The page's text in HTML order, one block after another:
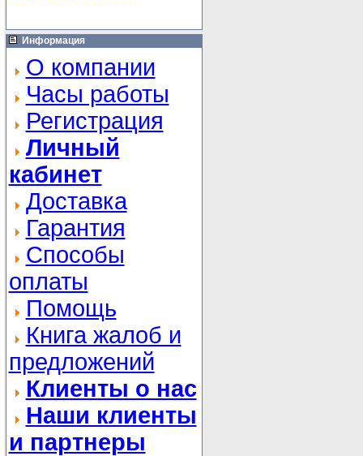
Информация
О компании
Часы работы
Регистрация
Личный
кабинет
Доставка
Гарантия
Способы
оплаты
Помощь
Книга жалоб и
предложений
Клиенты о нас
Наши клиенты
и партнеры